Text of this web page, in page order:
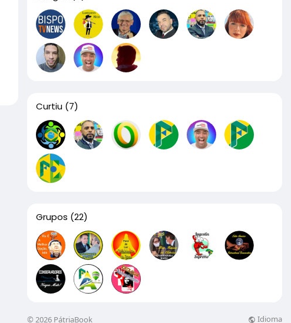
Curtiu (7)
Grupos (22)
© 2026 PátriaBook Idioma